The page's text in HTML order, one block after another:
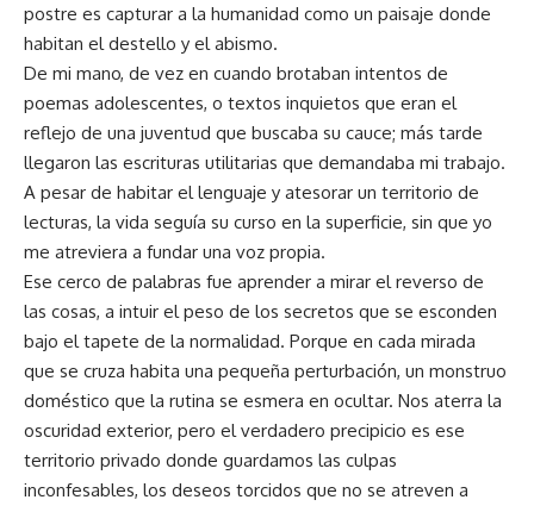
postre es capturar a la humanidad como un paisaje donde
habitan el destello y el abismo.
De mi mano, de vez en cuando brotaban intentos de
poemas adolescentes, o textos inquietos que eran el
reflejo de una juventud que buscaba su cauce; más tarde
llegaron las escrituras utilitarias que demandaba mi trabajo.
A pesar de habitar el lenguaje y atesorar un territorio de
lecturas, la vida seguía su curso en la superficie, sin que yo
me atreviera a fundar una voz propia.
Ese cerco de palabras fue aprender a mirar el reverso de
las cosas, a intuir el peso de los secretos que se esconden
bajo el tapete de la normalidad. Porque en cada mirada
que se cruza habita una pequeña perturbación, un monstruo
doméstico que la rutina se esmera en ocultar. Nos aterra la
oscuridad exterior, pero el verdadero precipicio es ese
territorio privado donde guardamos las culpas
inconfesables, los deseos torcidos que no se atreven a